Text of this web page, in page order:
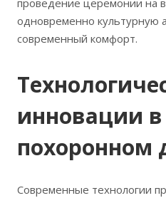
проведение церемонии на
одновременно культурную
современный комфорт.
инновации в
похоронном
Современные технологии